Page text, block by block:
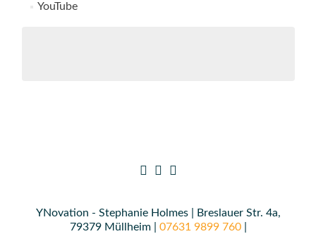
YouTube
YNovation - Stephanie Holmes | Breslauer Str. 4a,
79379 Müllheim | 07631 9899 760|